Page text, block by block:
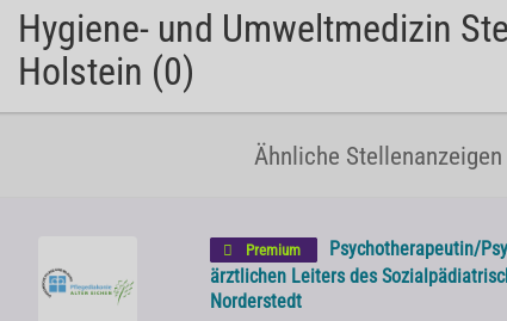
Hygiene- und Umweltmedizin
Holstein (0)
Ähnliche
Premium
Psychotherapeutin/
ärztlichen Leiters des
Norderstedt